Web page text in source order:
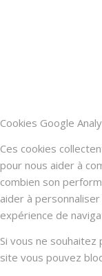
Cookies Google
Ces cookies
pour nous aider à
combien son
aider à
expérience de
Si vous ne
site vous pouvez